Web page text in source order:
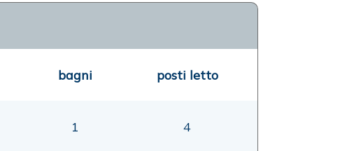
bagni posti letto
1 4